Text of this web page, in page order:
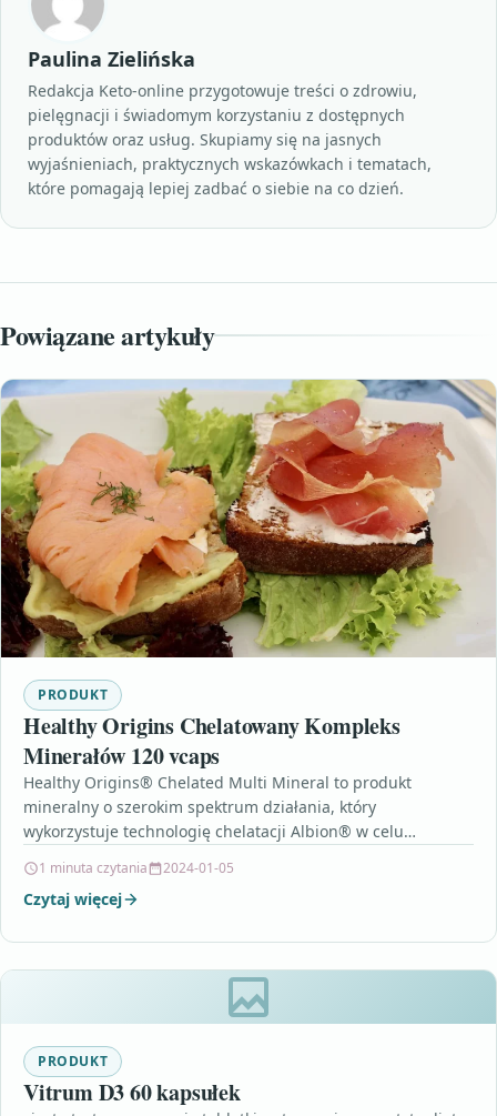
Paulina Zielińska
Redakcja Keto-online przygotowuje treści o zdrowiu,
pielęgnacji i świadomym korzystaniu z dostępnych
produktów oraz usług. Skupiamy się na jasnych
wyjaśnieniach, praktycznych wskazówkach i tematach,
które pomagają lepiej zadbać o siebie na co dzień.
Powiązane artykuły
PRODUKT
Healthy Origins Chelatowany Kompleks
Minerałów 120 vcaps
Healthy Origins® Chelated Multi Mineral to produkt
mineralny o szerokim spektrum działania, który
wykorzystuje technologię chelatacji Albion® w celu
1 minuta czytania 2024-01-05
Czytaj więcej
PRODUKT
Vitrum D3 60 kapsułek